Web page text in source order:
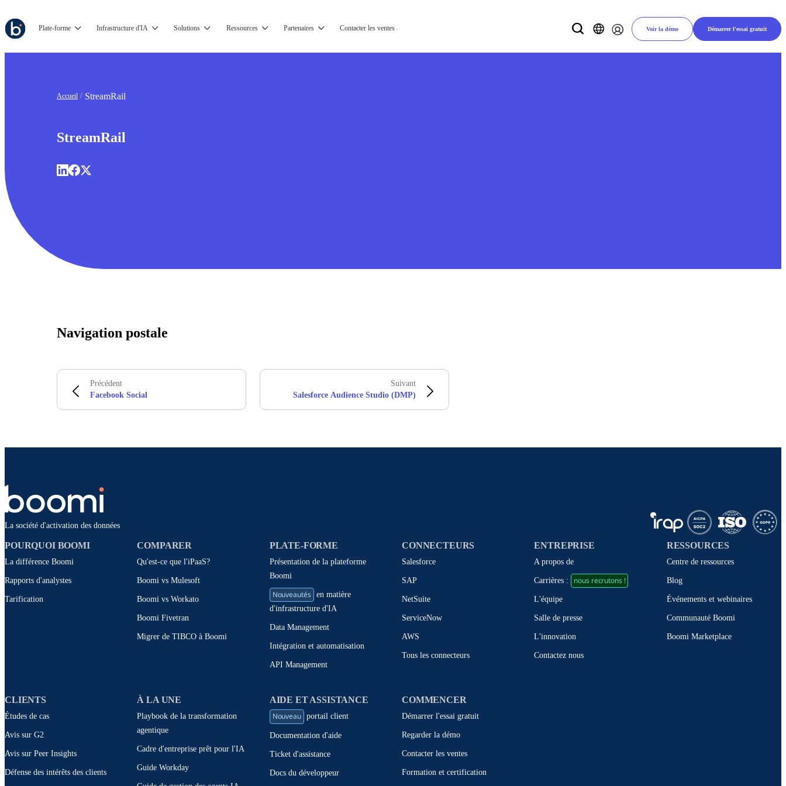
Plate-forme Infrastructure d'IA Solutions Ressources Partenaires Contacter les ventes Voir la démo Démarrer l'essai gratuit
Accueil StreamRail
StreamRail
Navigation postale
Précédent
Facebook Social
Suivant
Salesforce Audience Studio (DMP)
La société d'activation des données
POURQUOI BOOMI
La différence Boomi
Rapports d'analystes
Tarification
COMPARER
Qu'est-ce que l'iPaaS?
Boomi vs Mulesoft
Boomi vs Workato
Boomi Fivetran
Migrer de TIBCO à Boomi
PLATE-FORME
Présentation de la plateforme
Boomi
Nouveautés
en matière
d'infrastructure d'IA
Data Management
Intégration et automatisation
API Management
CONNECTEURS
Salesforce
SAP
NetSuite
ServiceNow
AWS
Tous les connecteurs
ENTREPRISE
A propos de
Carrières : nous recrutons !
L'équipe
Salle de presse
L'innovation
Contactez nous
RESSOURCES
Centre de ressources
Blog
Événements et webinaires
Communauté Boomi
Boomi Marketplace
CLIENTS
Études de cas
Avis sur G2
Avis sur Peer Insights
Défense des intérêts des clients
À LA UNE
Playbook de la transformation
agentique
Cadre d'entreprise prêt pour l'IA
Guide Workday
AIDE ET ASSISTANCE
Nouveau
portail client
Documentation d'aide
Ticket d'assistance
Docs du développeur
COMMENCER
Démarrer l'essai gratuit
Regarder la démo
Contacter les ventes
Formation et certification